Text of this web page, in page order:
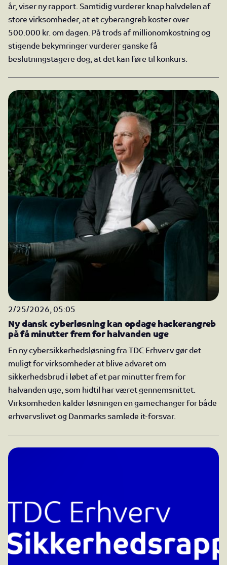
år, viser ny rapport. Samtidig vurderer knap halvdelen af
store virksomheder, at et cyberangreb koster over
500.000 kr. om dagen. På trods af millionomkostning og
stigende bekymringer vurderer ganske få
beslutningstagere dog, at det kan føre til konkurs.
Ny dansk cyberløsning kan opdage hackerangreb
på få minutter frem for halvanden uge
2/25/2026, 05:05
En ny cybersikkerhedsløsning fra TDC Erhverv gør det
muligt for virksomheder at blive advaret om
sikkerhedsbrud i løbet af et par minutter frem for
halvanden uge, som hidtil har været gennemsnittet.
Virksomheden kalder løsningen en gamechanger for både
erhvervslivet og Danmarks samlede it-forsvar.